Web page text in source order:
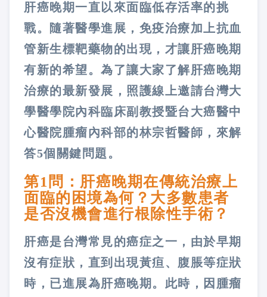
肝癌晚期一直以來面臨低存活率的挑
戰。隨著醫學進展，免疫治療加上抗血
管新生標靶藥物的出現，才讓肝癌晚期
有新的希望。為了讓大家了解肝癌晚期
治療的最新發展，照護線上邀請台灣大
學醫學院內科臨床副教授暨台大癌醫中
心醫院腫瘤內科部的林宗哲醫師，來解
答5個關鍵問題。
第1問：肝癌晚期在傳統治療上
面臨的困境為何？大多數患者
是否沒機會進行根除性手術？
肝癌是台灣常見的癌症之一，由於早期
沒有症狀，直到出現黃疸、腹脹等症狀
時，已進展為肝癌晚期。此時，因腫瘤